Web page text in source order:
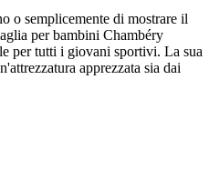
o semplicemente di mostrare il
per bambini Chambéry
per tutti i giovani sportivi. La sua
apprezzata sia dai